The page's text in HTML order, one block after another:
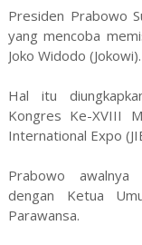
Presiden Prabowo
yang mencoba
Joko Widodo (Jokowi).
Hal itu
Kongres Ke-XVIII
International Expo
Prabowo awalnya
dengan Ketua
Parawansa.